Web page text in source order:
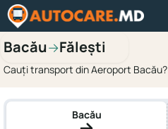
Bacău→Fălești
Cauți transport din Aeroport Bacău?
Bacău